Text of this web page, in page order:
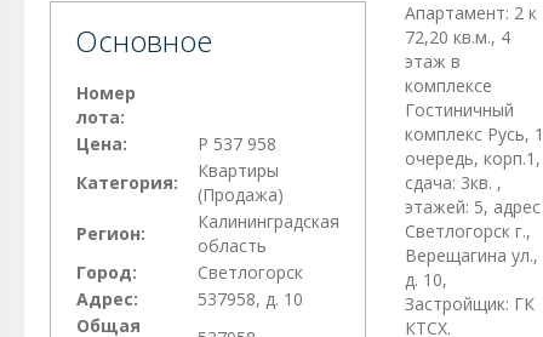
Основное
Номер
лота:
Цена:
Р 537 958
Категория:
Квартиры
(Продажа)
Регион:
Калининградская
область
Город:
Светлогорск
Адрес:
537958, д. 10
Общая
Апартамент: 2 к
72,20 кв.м., 4
этаж в
комплексе
Гостиничный
комплекс Русь, 1
очередь, корп.1,
сдача: 3кв. ,
этажей: 5, адрес
Светлогорск г.,
Верещагина ул.,
д. 10,
Застройщик: ГК
КТСХ.